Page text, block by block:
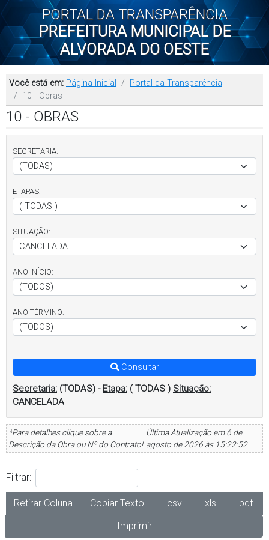
PORTAL DA TRANSPARÊNCIA
PREFEITURA MUNICIPAL DE
ALVORADA DO OESTE
Você está em: Página Inicial
Portal da Transparência
10 - Obras
10 - OBRAS
SECRETARIA:
ETAPAS:
SITUAÇÃO:
ANO INÍCIO:
ANO TÉRMINO:
Consultar
Secretaria: (TODAS) - Etapa: ( TODAS ) Situação:
CANCELADA
*Para detalhes clique sobre a
Descrição da Obra ou Nº do Contrato!
Última Atualização em 6 de
agosto de 2026 às 15:22:52
Filtrar:
Retirar Coluna Copiar Texto .csv .xls
.pdf
Imprimir